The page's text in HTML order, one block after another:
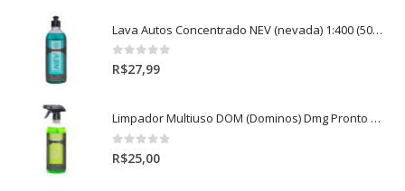
Lava Autos Concentrado NEV (nevada) 1:400 (500ml)
0out of 5
R$27,99
Limpador Multiuso DOM (Dominos) Dmg Pronto P/Uso (500ml)
0out of 5
R$25,00